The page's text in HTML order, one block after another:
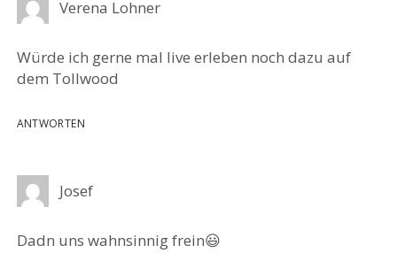
Verena Lohner
Würde ich gerne mal live erleben noch dazu auf
dem Tollwood
ANTWORTEN
Josef
Dadn uns wahnsinnig frein😃